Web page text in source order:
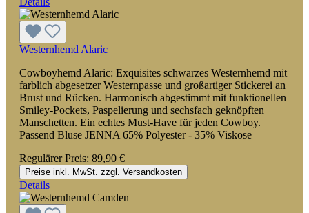
Westernhemd Alaric
Cowboyhemd Alaric: Exquisites schwarzes Westernhemd mit
farblich abgesetzer Westernpasse und großartiger Stickerei an
Brust und Rücken. Harmonisch abgestimmt mit funktionellen
Smiley-Pockets, Paspelierung und sechsfach geknöpften
Manschetten. Ein echtes Must-Have für jeden Cowboy.
Passend Bluse JENNA 65% Polyester - 35% Viskose
Regulärer Preis: 89,90 €
Preise inkl. MwSt. zzgl. Versandkosten
Details